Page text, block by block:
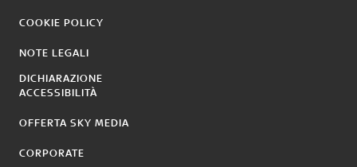
COOKIE POLICY
NOTE LEGALI
DICHIARAZIONE
ACCESSIBILITÀ
OFFERTA SKY MEDIA
CORPORATE